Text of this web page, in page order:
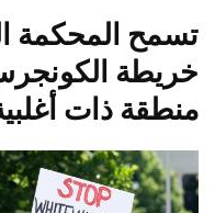
تسمح المحكمة
خريطة
منطقة ذات